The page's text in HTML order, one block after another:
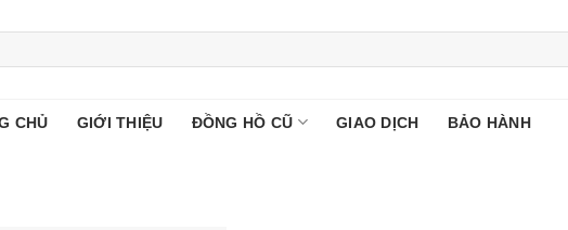
CHỦ GIỚI THIỆU ĐỒNG HỒ CŨ GIAO DỊCH BẢO HÀNH